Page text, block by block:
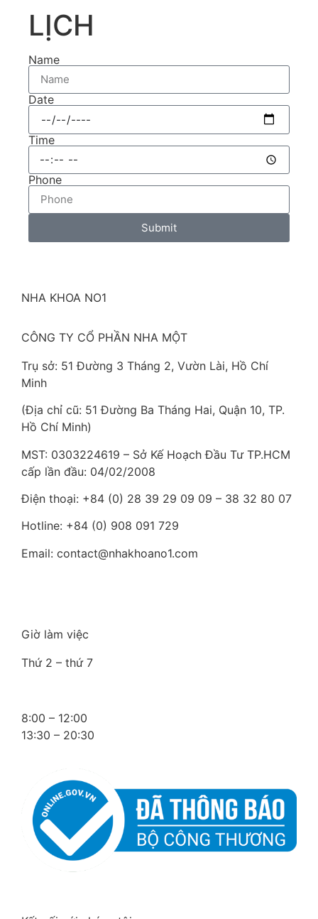
LỊCH
Name
Date
Time
Phone
Submit
NHA KHOA NO1
CÔNG TY CỔ PHẦN NHA MỘT
Trụ sở: 51 Đường 3 Tháng 2, Vườn Lài, Hồ Chí
Minh
(Địa chỉ cũ: 51 Đường Ba Tháng Hai, Quận 10, TP.
Hồ Chí Minh)
MST: 0303224619 – Sở Kế Hoạch Đầu Tư TP.HCM
cấp lần đầu: 04/02/2008
Điện thoại: +84 (0) 28 39 29 09 09 – 38 32 80 07
Hotline: +84 (0) 908 091 729
Email: contact@nhakhoano1.com
Giờ làm việc
Thứ 2 – thứ 7
8:00 – 12:00
13:30 – 20:30